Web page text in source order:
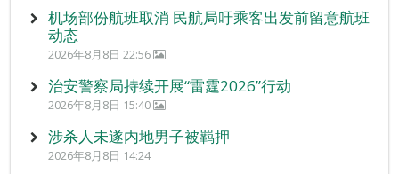
机场部份航班取消 民航局吁乘客出发前留意航班
动态
2026年8月8日 22:56
治安警察局持续开展“雷霆2026”行动
2026年8月8日 15:40
涉杀人未遂内地男子被羁押
2026年8月8日 14:24